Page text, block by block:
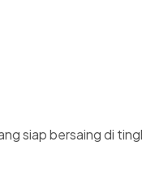
siap bersaing di